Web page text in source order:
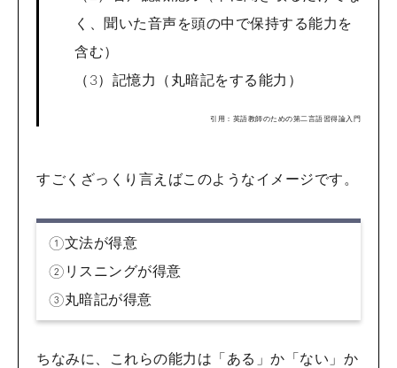
く、聞いた音声を頭の中で保持する能力を
含む）
（3）記憶力（丸暗記をする能力）
引用：英語教師のための第二言語習得論入門
すごくざっくり言えばこのようなイメージです。
①文法が得意
②リスニングが得意
③丸暗記が得意
ちなみに、これらの能力は「ある」か「ない」か